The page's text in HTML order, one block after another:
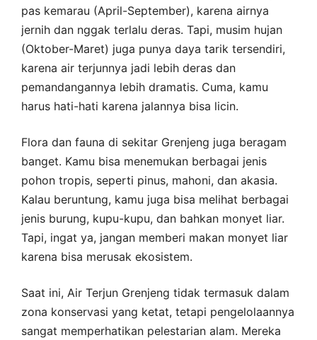
pas kemarau (April-September), karena airnya
jernih dan nggak terlalu deras. Tapi, musim hujan
(Oktober-Maret) juga punya daya tarik tersendiri,
karena air terjunnya jadi lebih deras dan
pemandangannya lebih dramatis. Cuma, kamu
harus hati-hati karena jalannya bisa licin.
Flora dan fauna di sekitar Grenjeng juga beragam
banget. Kamu bisa menemukan berbagai jenis
pohon tropis, seperti pinus, mahoni, dan akasia.
Kalau beruntung, kamu juga bisa melihat berbagai
jenis burung, kupu-kupu, dan bahkan monyet liar.
Tapi, ingat ya, jangan memberi makan monyet liar
karena bisa merusak ekosistem.
Saat ini, Air Terjun Grenjeng tidak termasuk dalam
zona konservasi yang ketat, tetapi pengelolaannya
sangat memperhatikan pelestarian alam. Mereka